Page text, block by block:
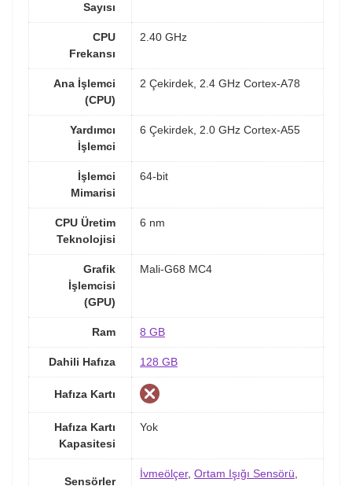
Sayısı
CPU
Frekansı
2.40 GHz
Ana İşlemci
(CPU)
2 Çekirdek, 2.4 GHz Cortex-A78
Yardımcı
İşlemci
6 Çekirdek, 2.0 GHz Cortex-A55
İşlemci
Mimarisi
64-bit
CPU Üretim
Teknolojisi
6 nm
Grafik
İşlemcisi
(GPU)
Mali-G68 MC4
Ram 8 GB
Dahili Hafıza 128 GB
Hafıza Kartı
Hafıza Kartı
Kapasitesi
Yok
Sensörler
İvmeölçer, Ortam Işığı Sensörü,